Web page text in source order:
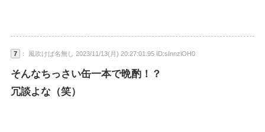
7 ： 風吹けば名無し 2023/11/13(月) 20:27:01.95 ID:sInnziOH0
そんなちっさい缶一本で晩酌！？
冗談よな（笑）